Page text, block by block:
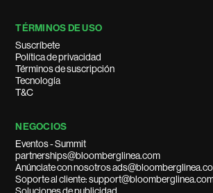
TÉRMINOS DE USO
Suscríbete
Política de privacidad
Términos de suscripción
Tecnología
T&C
NEGOCIOS
Eventos - Summit
partnerships@bloomberglinea.com
Anúnciate con nosotros
Soporte al cliente: